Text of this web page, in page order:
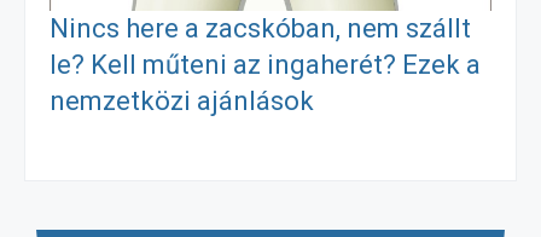
Nincs here a zacskóban, nem szállt
le? Kell műteni az ingaherét? Ezek a
nemzetközi ajánlások